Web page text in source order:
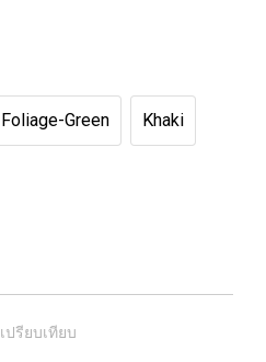
Foliage-Green Khaki
เปรียบเทียบ